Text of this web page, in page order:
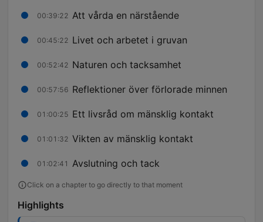
00:39:22 Att vårda en närstående
00:45:22 Livet och arbetet i gruvan
00:52:42 Naturen och tacksamhet
00:57:56 Reflektioner över förlorade minnen
01:00:25 Ett livsråd om mänsklig kontakt
01:01:32 Vikten av mänsklig kontakt
01:02:41 Avslutning och tack
Click on a chapter to go directly to that moment
Highlights